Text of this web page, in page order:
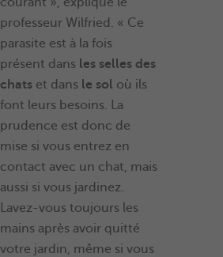
professeur Wilfried. « Ce
parasite est à la fois
présent dans les selles des
chats et dans le sol où ils
font leurs besoins. La
prudence est donc de
mise si vous entrez en
contact avec un chat, mais
aussi si vous jardinez.
Lavez-vous toujours les
mains après avoir quitté
votre jardin, même si vous